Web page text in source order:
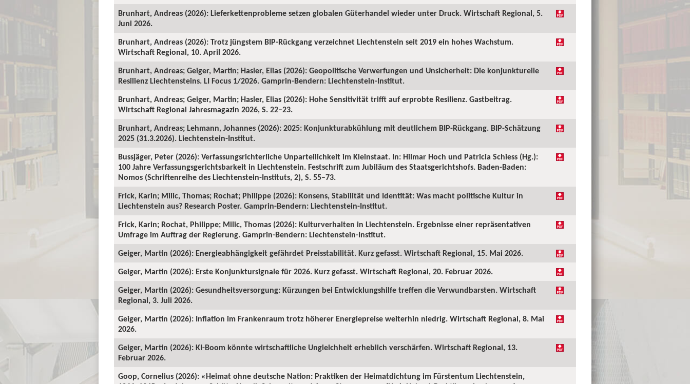
Brunhart, Andreas (2026): Lieferkettenprobleme setzen globalen Güterhandel wieder unter Druck. Wirtschaft Regional, 5.
Juni 2026.
Brunhart, Andreas (2026): Trotz jüngstem BIP-Rückgang verzeichnet Liechtenstein seit 2019 ein hohes Wachstum.
Wirtschaft Regional, 10. April 2026.
Brunhart, Andreas; Geiger, Martin; Hasler, Elias (2026): Geopolitische Verwerfungen und Unsicherheit: Die konjunkturelle
Resilienz Liechtensteins. LI Focus 1/2026. Gamprin-Bendern: Liechtenstein-Institut.
Brunhart, Andreas; Geiger, Martin; Hasler, Elias (2026): Hohe Sensitivität trifft auf erprobte Resilienz. Gastbeitrag.
Wirtschaft Regional Jahresmagazin 2026, S. 22–23.
Brunhart, Andreas; Lehmann, Johannes (2026): 2025: Konjunkturabkühlung mit deutlichem BIP-Rückgang. BIP-Schätzung
2025 (31.3.2026). Liechtenstein-Institut.
Bussjäger, Peter (2026): Verfassungsrichterliche Unparteilichkeit im Kleinstaat. In: Hilmar Hoch und Patricia Schiess (Hg.):
100 Jahre Verfassungsgerichtsbarkeit in Liechtenstein. Festschrift zum Jubiläum des Staatsgerichtshofs. Baden-Baden:
Nomos (Schriftenreihe des Liechtenstein-Instituts, 2), S. 55–73.
Frick, Karin; Milic, Thomas; Rochat; Philippe (2026): Konsens, Stabilität und Identität: Was macht politische Kultur in
Liechtenstein aus? Research Poster. Gamprin-Bendern: Liechtenstein-Institut.
Frick, Karin; Rochat, Philippe; Milic, Thomas (2026): Kulturverhalten in Liechtenstein. Ergebnisse einer repräsentativen
Umfrage im Auftrag der Regierung. Gamprin-Bendern: Liechtenstein-Institut.
Geiger, Martin (2026): Energieabhängigkeit gefährdet Preisstabilität. Kurz gefasst. Wirtschaft Regional, 15. Mai 2026.
Geiger, Martin (2026): Erste Konjunktursignale für 2026. Kurz gefasst. Wirtschaft Regional, 20. Februar 2026.
Geiger, Martin (2026): Gesundheitsversorgung: Kürzungen bei Entwicklungshilfe treffen die Verwundbarsten. Wirtschaft
Regional, 3. Juli 2026.
Geiger, Martin (2026): Inflation im Frankenraum trotz höherer Energiepreise weiterhin niedrig. Wirtschaft Regional, 8. Mai
2026.
Geiger, Martin (2026): KI-Boom könnte wirtschaftliche Ungleichheit erheblich verschärfen. Wirtschaft Regional, 13.
Februar 2026.
Goop, Cornelius (2026): «Heimat ohne deutsche Nation: Praktiken der Heimatdichtung im Fürstentum Liechtenstein,